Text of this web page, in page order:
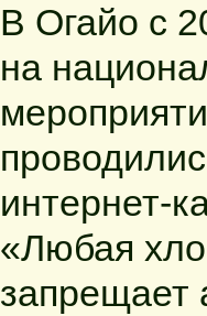
В Огайо с
на
интернет-
«Любая
запрещает